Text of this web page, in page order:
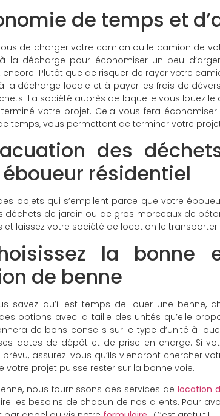
de temps et
de charger votre camion ou le camion de
à la décharge pour économiser un peu
encore. Plutôt que de risquer de rayer votre
la décharge locale et à payer les frais de
La société auprès de laquelle vous louez le
votre projet. Cela vous fera
temps, vous permettant de terminer votre
des
résidentiel
objets qui s’empilent parce que votre
déchets de jardin ou de gros morceaux de
et laissez votre société de location le
la bonne
de benne
savez qu’il est temps de louer une benne,
options avec la taille des unités qu’elle
de bons conseils sur le type d’unité à
dates de dépôt et de prise en charge. Si
assurez-vous qu’ils viendront chercher
votre projet puisse rester sur la bonne voie.
nous fournissons des services de location
les besoins de chacun de nos clients. Pour